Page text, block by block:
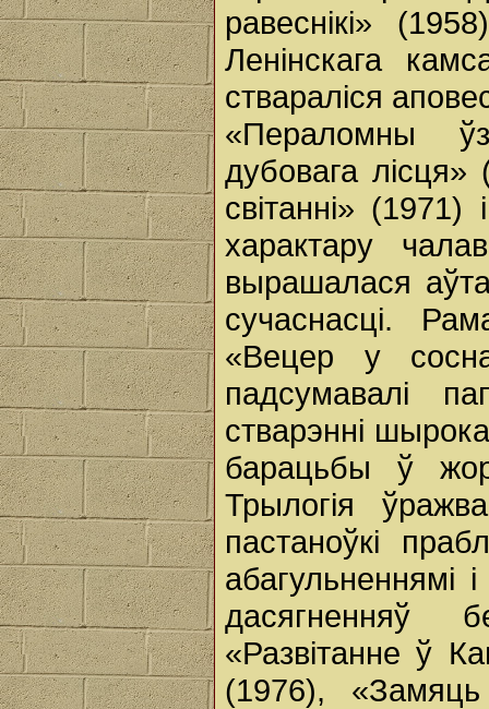
равеснікі»
Ленінскага
ствараліся
«Пераломны
дубовага
світанні»
характару
вырашалася
сучаснасці.
«Вецер у
падсумавалі
стварэнні
барацьбы ў
Трылогія
пастаноўкі
дасягненняў
«Развітанне ў
(1976), «Замяць